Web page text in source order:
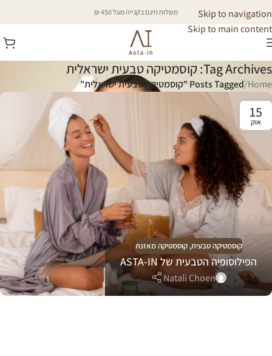
Skip to navigation
Skip to main content
משלוח חינם בקנייה מעל 450 ₪
Tag Archives: קוסמטיקה טבעית ישראלית
Home
/Posts Tagged "קוסמטיקה טבעית ישראלית"
15
אוק
קוסמטיקה טבעית,קוסמטיקה מאזנת
הפילוסופיה הטבעית של ASTA-IN
Natali Choen